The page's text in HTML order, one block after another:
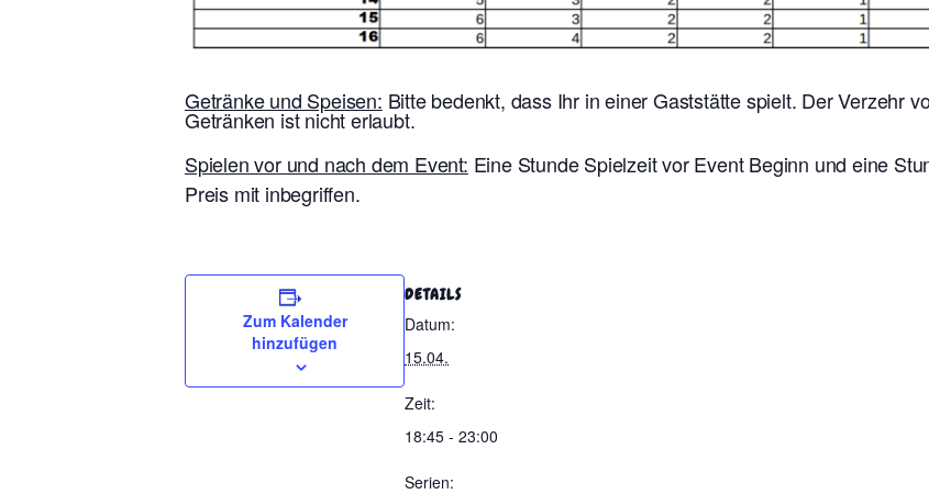
Getränke und Speisen: Bitte bedenkt, dass Ihr in einer Gaststätte spielt. Der Verzehr
Getränken ist nicht erlaubt.
Spielen vor und nach dem Event: Eine Stunde Spielzeit vor Event Beginn und eine
Preis mit inbegriffen.
Zum Kalender
hinzufügen
DETAILS
Datum:
15.04.
Zeit:
18:45 - 23:00
Serien: